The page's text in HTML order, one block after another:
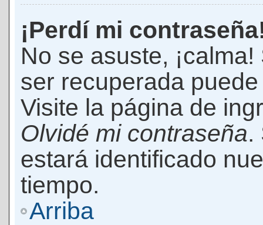
¡Perdí mi
No se asuste,
ser recuperada
Visite la página de
Olvidé mi contraseña.
estará identificado
tiempo.
Arriba